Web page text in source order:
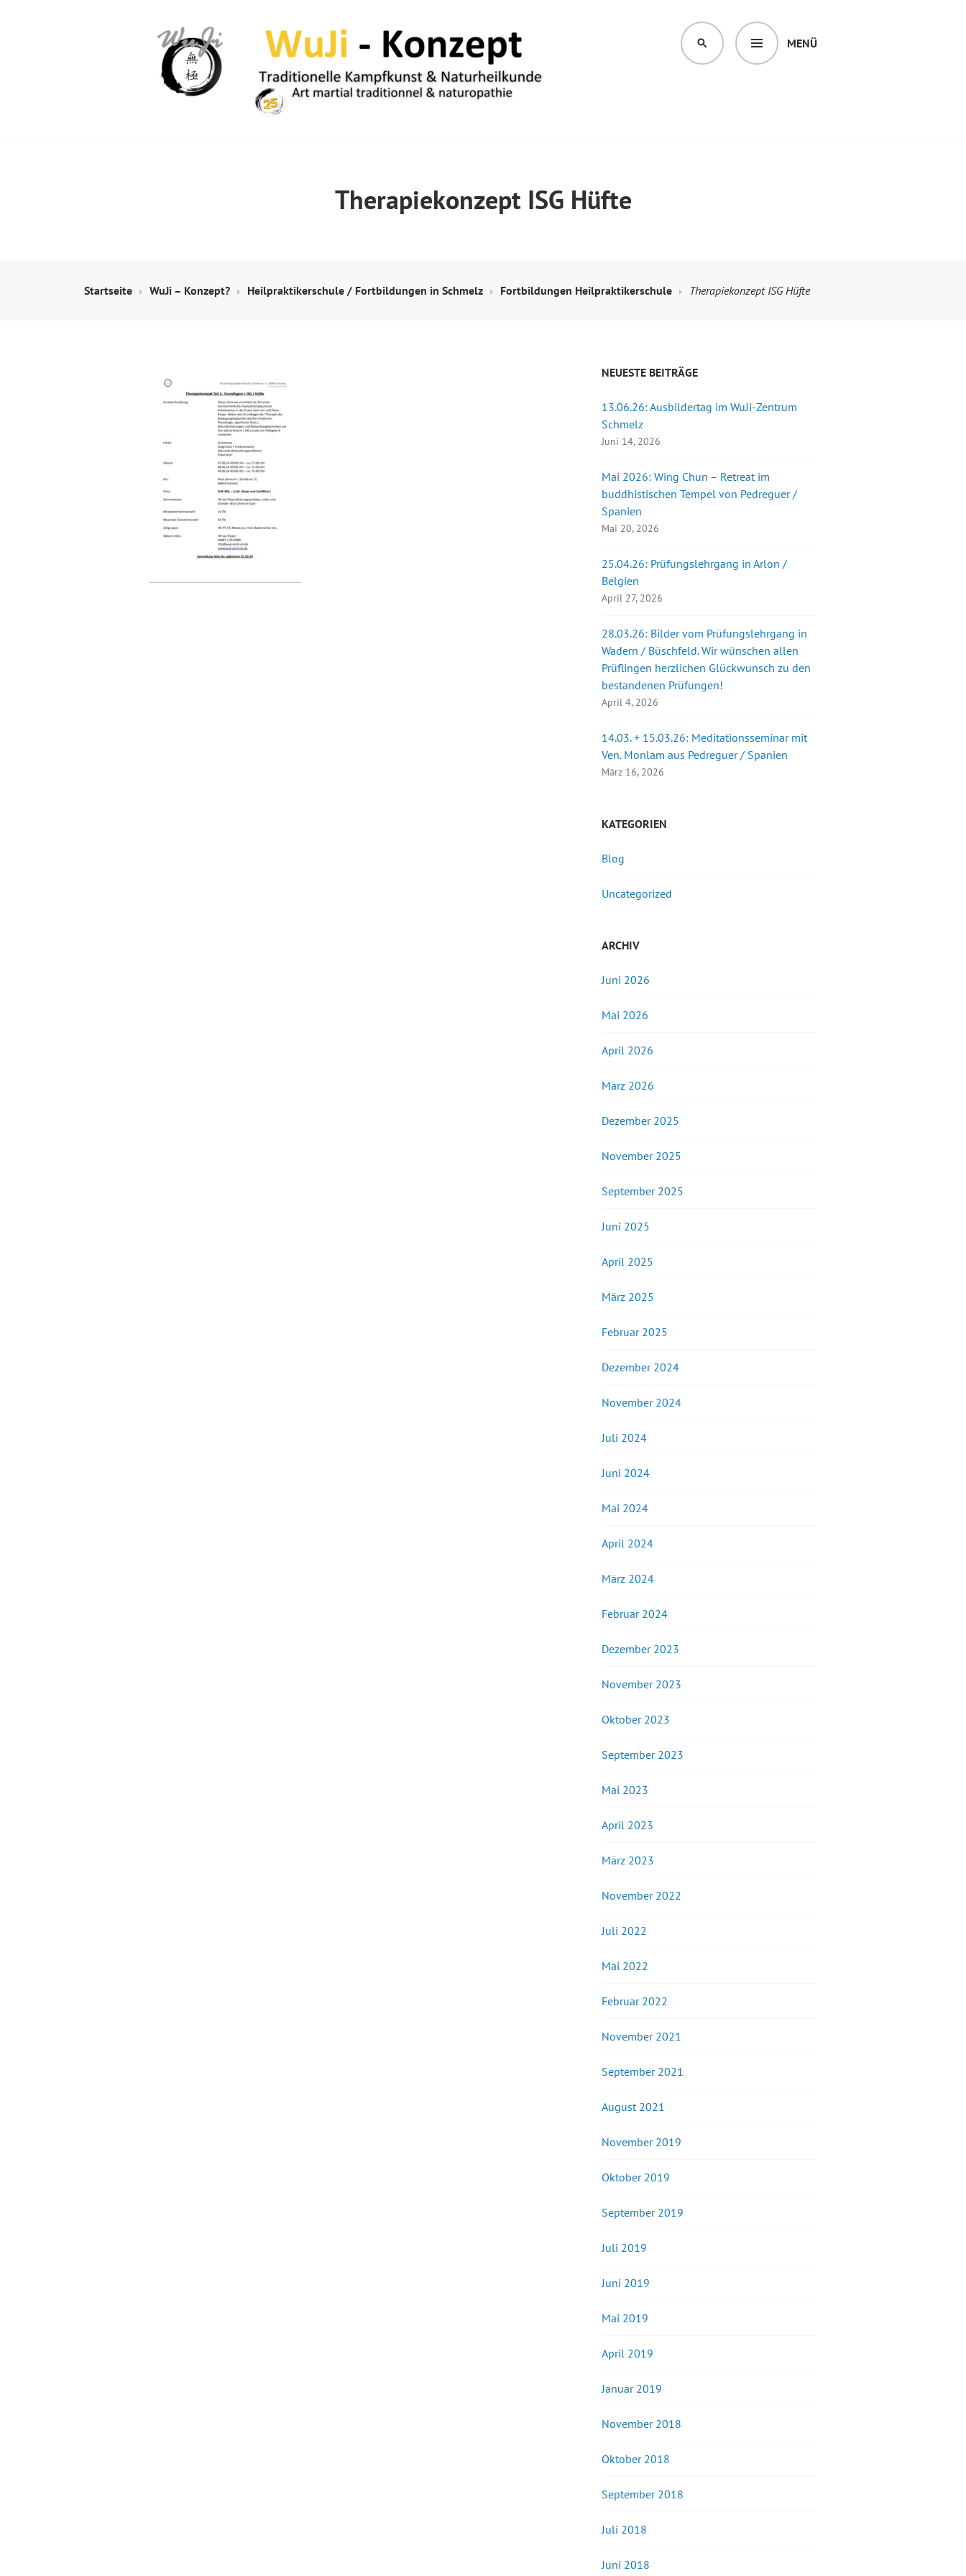
MENÜ
SUCHEN
Therapiekonzept ISG Hüfte
Startseite WuJi – Konzept? Heilpraktikerschule / Fortbildungen in Schmelz Fortbildungen Heilpraktikerschule Therapiekonzept ISG Hüfte
NEUESTE BEITRÄGE
13.06.26: Ausbildertag im WuJi-Zentrum
Schmelz
Juni 14, 2026
Mai 2026: Wing Chun – Retreat im
buddhistischen Tempel von Pedreguer /
Spanien
Mai 20, 2026
25.04.26: Prüfungslehrgang in Arlon /
Belgien
April 27, 2026
28.03.26: Bilder vom Prüfungslehrgang in
Wadern / Büschfeld. Wir wünschen allen
Prüflingen herzlichen Glückwunsch zu den
bestandenen Prüfungen!
April 4, 2026
14.03. + 15.03.26: Meditationsseminar mit
Ven. Monlam aus Pedreguer / Spanien
März 16, 2026
KATEGORIEN
Blog
Uncategorized
ARCHIV
Juni 2026
Mai 2026
April 2026
März 2026
Dezember 2025
November 2025
September 2025
Juni 2025
April 2025
März 2025
Februar 2025
Dezember 2024
November 2024
Juli 2024
Juni 2024
Mai 2024
April 2024
März 2024
Februar 2024
Dezember 2023
November 2023
Oktober 2023
September 2023
Mai 2023
April 2023
März 2023
November 2022
Juli 2022
Mai 2022
Februar 2022
November 2021
September 2021
August 2021
November 2019
Oktober 2019
September 2019
Juli 2019
Juni 2019
Mai 2019
April 2019
Januar 2019
November 2018
Oktober 2018
September 2018
Juli 2018
Juni 2018